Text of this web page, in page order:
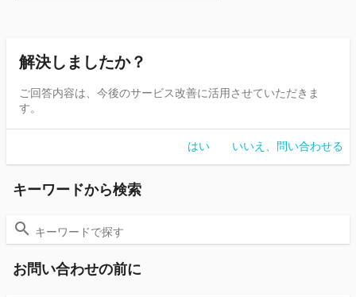
解決しましたか？
ご回答内容は、今後のサービス改善に活用させていただきま
す。
はい いいえ、問い合わせる
キーワードから検索
お問い合わせの前に